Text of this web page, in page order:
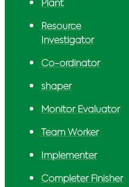
Plant
Resource
Investigator
Co-ordinator
shaper
Monitor Evaluator
Team Worker
Implementer
Completer Finisher